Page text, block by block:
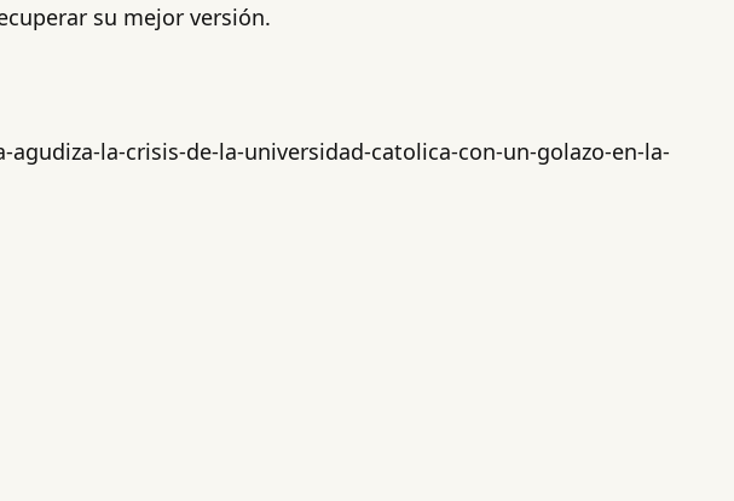
su mejor versión.
la-crisis-de-la-universidad-catolica-con-un-golazo-en-la-